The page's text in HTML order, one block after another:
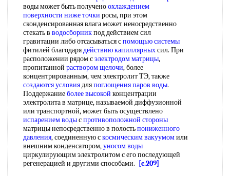
воды может быть полученоохлаждением
поверхности ниже точки росы, при этом
сконденсированная влага может неносредственно
стекать в водосборникпод действием сил
гравитации либо отсасываться спомощью системы
фитилей благодарядействию капиллярныхсил. При
расположении рядом сэлектродом матрицы,
пропитанной раствором щелочи, более
концентрированным, чем электролит ТЭ, также
создаются условиядляпоглощения паров воды.
Поддержаниеболее высокой концентрации
электролита в матрице, называемой диффузионной
или транспортной, может быть осуществлено
испарением водыспротивоположной стороны
матрицы непосредственно в полостьпониженного
давления, соединенную скосмическим вакуумомили
внешним конденсатором,уносом воды
циркулирующим электролитом с его последующей
регенерацией и другими способами.
[c.209]